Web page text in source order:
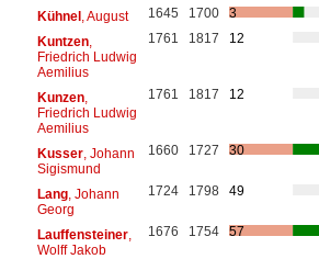
Kühnel, August 1645 1700
3
Kuntzen,
Friedrich Ludwig
Aemilius
1761 1817 12
Kunzen,
Friedrich Ludwig
Aemilius
1761 1817 12
Kusser, Johann
Sigismund
1660 1727 30
Lang, Johann
Georg
1724 1798 49
Lauffensteiner,
Wolff Jakob
1676 1754 57